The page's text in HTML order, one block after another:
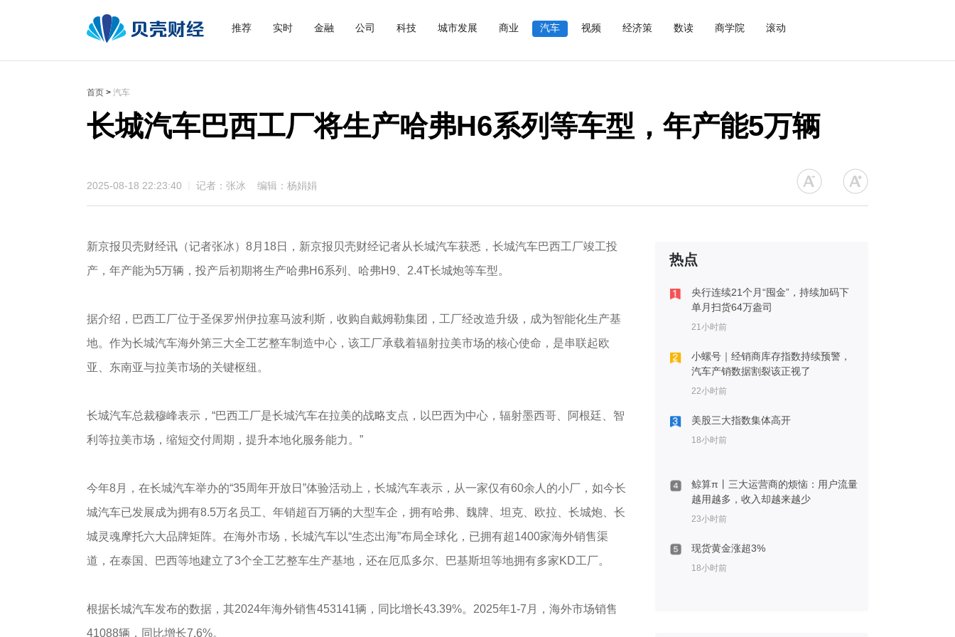
推荐 实时 金融 公司 科技 城市发展 商业 汽车 视频 经济策 数读 商学院 滚动
首页 > 汽车
长城汽车巴西工厂将生产哈弗H6系列等车型，年产能5万辆
2025-08-18 22:23:40 记者：张冰 编辑：杨娟娟
新京报贝壳财经讯（记者张冰）8月18日，新京报贝壳财经记者从长城汽车获悉，长城汽车巴西工厂竣工投
产，年产能为5万辆，投产后初期将生产哈弗H6系列、哈弗H9、2.4T长城炮等车型。
据介绍，巴西工厂位于圣保罗州伊拉塞马波利斯，收购自戴姆勒集团，工厂经改造升级，成为智能化生产基
地。作为长城汽车海外第三大全工艺整车制造中心，该工厂承载着辐射拉美市场的核心使命，是串联起欧
亚、东南亚与拉美市场的关键枢纽。
长城汽车总裁穆峰表示，“巴西工厂是长城汽车在拉美的战略支点，以巴西为中心，辐射墨西哥、阿根廷、智
利等拉美市场，缩短交付周期，提升本地化服务能力。”
今年8月，在长城汽车举办的“35周年开放日”体验活动上，长城汽车表示，从一家仅有60余人的小厂，如今长
城汽车已发展成为拥有8.5万名员工、年销超百万辆的大型车企，拥有哈弗、魏牌、坦克、欧拉、长城炮、长
城灵魂摩托六大品牌矩阵。在海外市场，长城汽车以“生态出海”布局全球化，已拥有超1400家海外销售渠
道，在泰国、巴西等地建立了3个全工艺整车生产基地，还在厄瓜多尔、巴基斯坦等地拥有多家KD工厂。
根据长城汽车发布的数据，其2024年海外销售453141辆，同比增长43.39%。2025年1-7月，海外市场销售
41088辆，同比增长7.6%。
热点
央行连续21个月“囤金”，持续加码下
单月扫货64万盎司
21小时前
小螺号｜经销商库存指数持续预警，
汽车产销数据割裂该正视了
22小时前
美股三大指数集体高开
18小时前
鲸算π丨三大运营商的烦恼：用户流量
越用越多，收入却越来越少
23小时前
现货黄金涨超3%
18小时前